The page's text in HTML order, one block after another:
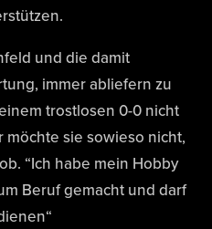
und die damit
immer abliefern zu
trostlosen 0-0 nicht
sie sowieso nicht,
“Ich habe mein Hobby
Beruf gemacht und darf